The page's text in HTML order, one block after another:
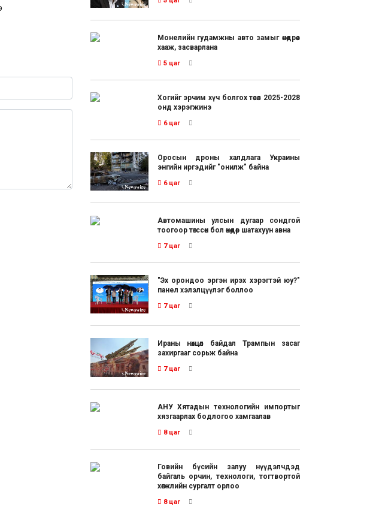
Монелийн гудамжны авто замыг өнөөдрөөс
хааж, засварлана
5 цаг
Хогийг эрчим хүч болгох төсөл 2025-2028
онд хэрэгжинэ
6 цаг
Оросын дроны халдлага Украины
энгийн иргэдийг "онилж" байна
6 цаг
Автомашины улсын дугаар сондгой
тоогоор төгссөн бол өнөөдөр шатахуун авна
7 цаг
"Эх орондоо эргэн ирэх хэрэгтэй юу?"
панел хэлэлцүүлэг боллоо
7 цаг
Ираны нөхцөл байдал Трампын засаг
захиргааг сорьж байна
7 цаг
АНУ Хятадын технологийн импортыг
хязгаарлах бодлогоо хамгаалав
8 цаг
Говийн бүсийн залуу нүүдэлчдэд
байгаль орчин, технологи, тогтвортой
хөгжлийн сургалт орлоо
8 цаг